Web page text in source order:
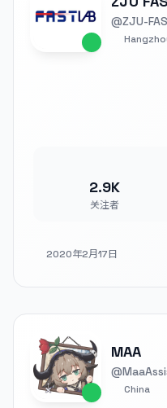
@ZJU-
2.9K
关注者
2020年2月17日
MAA
China